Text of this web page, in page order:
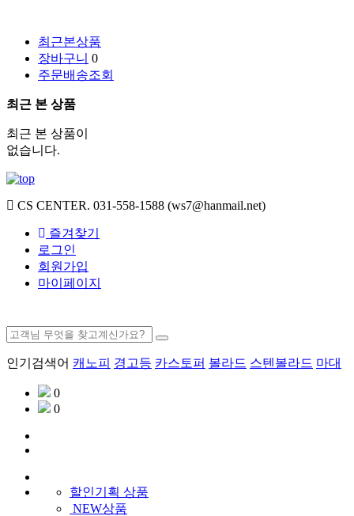
최근본상품
장바구니 0
주문배송조회
최근 본 상품
최근 본 상품이
없습니다.
CS CENTER. 031-558-1588 (ws7@hanmail.net)
즐겨찾기
로그인
회원가입
마이페이지
인기검색어 캐노피 경고등 카스토퍼 볼라드 스텐볼라드 마대
0
0
할인기획 상품
NEW상품